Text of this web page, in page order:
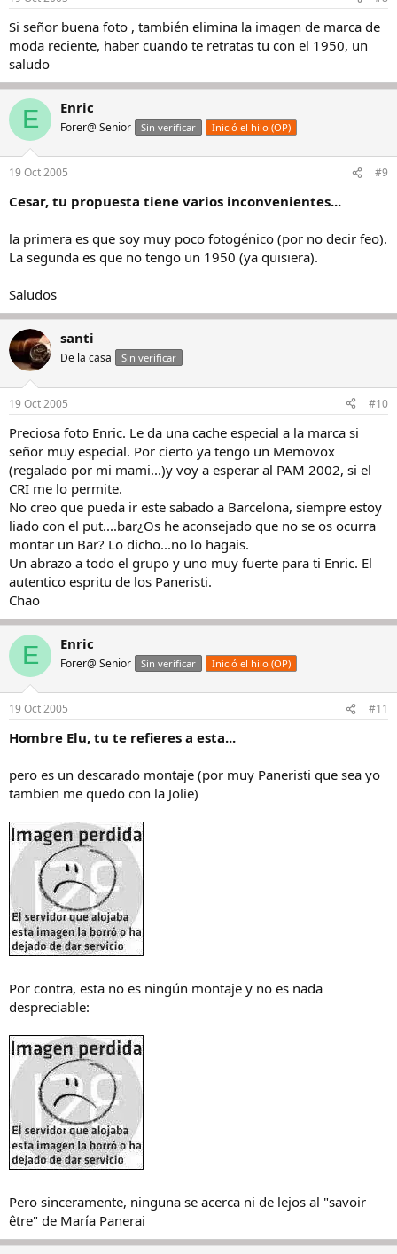
Si señor buena foto , también elimina la imagen de marca de
moda reciente, haber cuando te retratas tu con el 1950, un
saludo
E Enric
Forer@ Senior Sin verificar Inició el hilo (OP)
19 Oct 2005 #9
Cesar, tu propuesta tiene varios inconvenientes...
la primera es que soy muy poco fotogénico (por no decir feo).
La segunda es que no tengo un 1950 (ya quisiera).
Saludos
santi
De la casa Sin verificar
19 Oct 2005 #10
Preciosa foto Enric. Le da una cache especial a la marca si
señor muy especial. Por cierto ya tengo un Memovox
(regalado por mi mami...)y voy a esperar al PAM 2002, si el
CRI me lo permite.
No creo que pueda ir este sabado a Barcelona, siempre estoy
liado con el put....bar¿Os he aconsejado que no se os ocurra
montar un Bar? Lo dicho...no lo hagais.
Un abrazo a todo el grupo y uno muy fuerte para ti Enric. El
autentico espritu de los Paneristi.
Chao
E Enric
Forer@ Senior Sin verificar Inició el hilo (OP)
19 Oct 2005 #11
Hombre Elu, tu te refieres a esta...
pero es un descarado montaje (por muy Paneristi que sea yo
tambien me quedo con la Jolie)
Por contra, esta no es ningún montaje y no es nada
despreciable:
Pero sinceramente, ninguna se acerca ni de lejos al "savoir
être" de María Panerai